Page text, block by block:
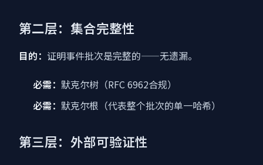
第二层：集合完整性
目的： 证明事件批次是完整的——无遗漏。
必需： 默克尔树（RFC 6962合规）
必需： 默克尔根（代表整个批次的单一哈希）
第三层：外部可验证性